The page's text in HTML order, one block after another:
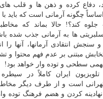
دفاع كرده و ذهن ها و قلب های
چگونه آرمانی است كه باید
جلوه كند؟! حالا بماند كه
سلبریتی ها به آرمانی جذب شده
سنجش انتقادی آرمانها، آنها را
مبتنی بر عدم فهم محتوا و
سطحی و توده وار خواهد بود!
ایران كاملاً در سیطره
تهرانی است و از طرف دیگر
كردن و هضم فرهنگ توده